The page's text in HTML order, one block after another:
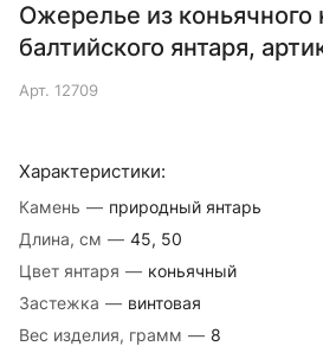
Ожерелье из коньячного
балтийского янтаря,
Арт. 12709
Характеристики:
Камень — природный янтарь
Длина, см — 45, 50
Цвет янтаря — коньячный
Застежка — винтовая
Вес изделия, грамм — 8